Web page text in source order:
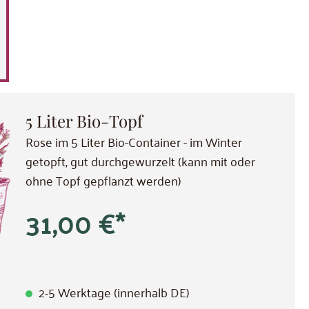
5 Liter Bio-Topf
Rose im 5 Liter Bio-Container - im Winter
getopft, gut durchgewurzelt (kann mit oder
ohne Topf gepflanzt werden)
31,00 €*
2-5 Werktage (innerhalb DE)